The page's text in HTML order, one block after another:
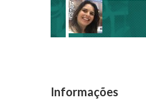
Informações